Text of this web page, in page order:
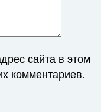
сайта в этом
комментариев.